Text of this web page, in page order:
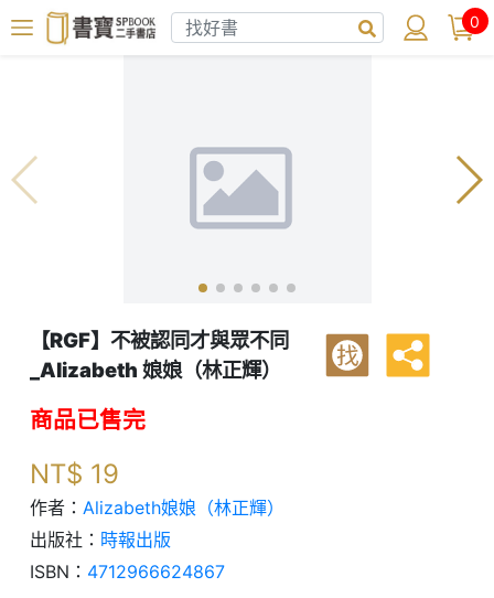
0
【RGF】不被認同才與眾不同
_Alizabeth 娘娘（林正輝）
找
商品已售完
NT$ 19
作者： Alizabeth娘娘（林正輝）
出版社： 時報出版
ISBN： 4712966624867